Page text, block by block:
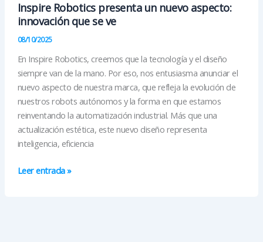
Inspire Robotics presenta un nuevo aspecto:
innovación que se ve
08/10/2025
En Inspire Robotics, creemos que la tecnología y el diseño
siempre van de la mano. Por eso, nos entusiasma anunciar el
nuevo aspecto de nuestra marca, que refleja la evolución de
nuestros robots autónomos y la forma en que estamos
reinventando la automatización industrial. Más que una
actualización estética, este nuevo diseño representa
inteligencia, eficiencia
Inspire
Leer entrada »